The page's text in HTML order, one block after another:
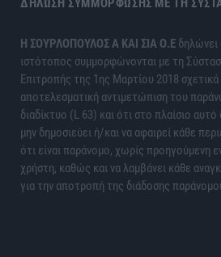
ΔΉΛΩΣΗ ΣΥΜΜΌΡΦΩΣΗΣ ΜΕ ΤΗ
H ΣΟΥΡΛΟΠΟΥΛΟΣ Α ΚΑΙ ΣΙΑ Ο.Ε δηλώνει
ιστότοπος συμμορφώνονται με τη
Επιτροπής της 1ης Μαρτίου 2018 σχετικά
αποτελεσματική αντιμετώπιση του
διαδίκτυο (L 63) και ότι στο πλαίσιο
μην δημοσιεύει ή/και να αφαιρεί κάθε
ότι είναι παράνομο, χωρίς προηγούμενη
χρήστη, καθώς και να λαμβάνει κάθε
για την αποτροπή της διάδοσης